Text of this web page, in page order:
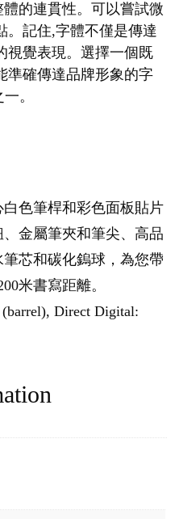
的連貫性。可以嘗試微
。記住,字體不僅是傳達
視覺表現。選擇一個既
準確傳達品牌形象的字
。
色筆桿和彩色面板貼片
金屬筆夾和筆尖、高品
芯和碳化鎢球，為您帶
米書寫距離。
Direct Digital: